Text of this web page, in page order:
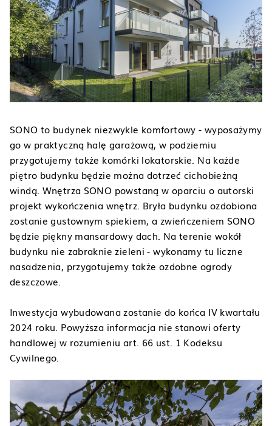
SONO to budynek niezwykle komfortowy - wyposażymy
go w praktyczną halę garażową, w podziemiu
przygotujemy także komórki lokatorskie. Na każde
piętro budynku będzie można dotrzeć cichobieżną
windą. Wnętrza SONO powstaną w oparciu o autorski
projekt wykończenia wnętrz. Bryła budynku ozdobiona
zostanie gustownym spiekiem, a zwieńczeniem SONO
będzie piękny mansardowy dach. Na terenie wokół
budynku nie zabraknie zieleni - wykonamy tu liczne
nasadzenia, przygotujemy także ozdobne ogrody
deszczowe.
Inwestycja wybudowana zostanie do końca IV kwartału
2024 roku. Powyższa informacja nie stanowi oferty
handlowej w rozumieniu art. 66 ust. 1 Kodeksu
Cywilnego.